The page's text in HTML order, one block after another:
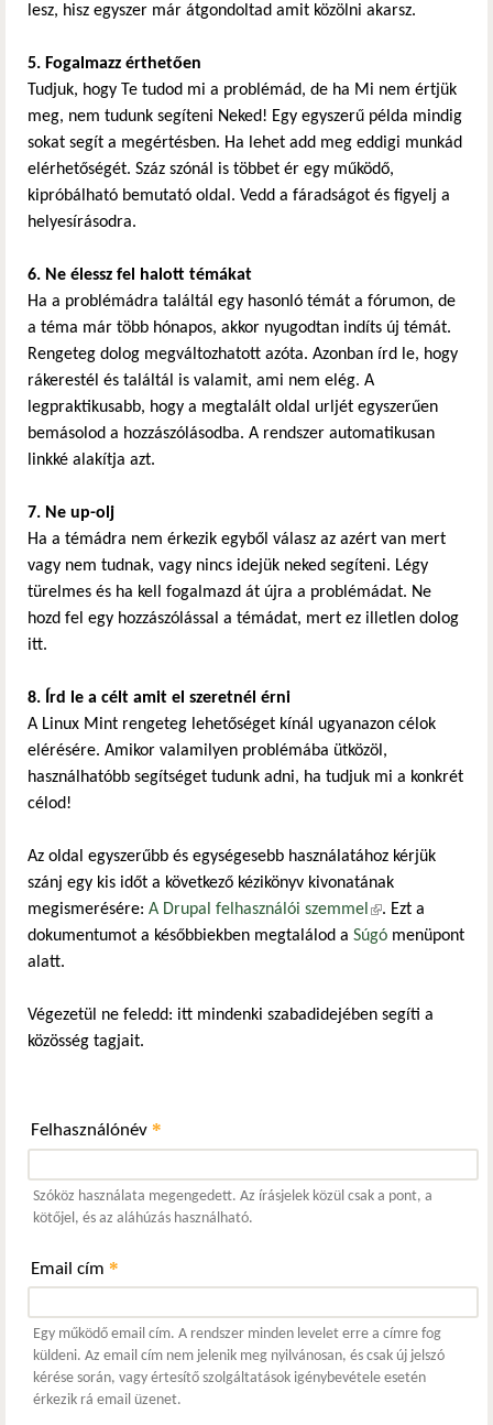
lesz, hisz egyszer már átgondoltad amit közölni akarsz.
5. Fogalmazz érthetően
Tudjuk, hogy Te tudod mi a problémád, de ha Mi nem értjük
meg, nem tudunk segíteni Neked! Egy egyszerű példa mindig
sokat segít a megértésben. Ha lehet add meg eddigi munkád
elérhetőségét. Száz szónál is többet ér egy működő,
kipróbálható bemutató oldal. Vedd a fáradságot és figyelj a
helyesírásodra.
6. Ne élessz fel halott témákat
Ha a problémádra találtál egy hasonló témát a fórumon, de
a téma már több hónapos, akkor nyugodtan indíts új témát.
Rengeteg dolog megváltozhatott azóta. Azonban írd le, hogy
rákerestél és találtál is valamit, ami nem elég. A
legpraktikusabb, hogy a megtalált oldal urljét egyszerűen
bemásolod a hozzászólásodba. A rendszer automatikusan
linkké alakítja azt.
7. Ne up-olj
Ha a témádra nem érkezik egyből válasz az azért van mert
vagy nem tudnak, vagy nincs idejük neked segíteni. Légy
türelmes és ha kell fogalmazd át újra a problémádat. Ne
hozd fel egy hozzászólással a témádat, mert ez illetlen dolog
itt.
8. Írd le a célt amit el szeretnél érni
A Linux Mint rengeteg lehetőséget kínál ugyanazon célok
elérésére. Amikor valamilyen problémába ütközöl,
használhatóbb segítséget tudunk adni, ha tudjuk mi a konkrét
célod!
Az oldal egyszerűbb és egységesebb használatához kérjük
szánj egy kis időt a következő kézikönyv kivonatának
megismerésére: A Drupal felhasználói szemmel (külső hivatkozás)
. Ezt a
dokumentumot a későbbiekben megtalálod a Súgó menüpont
alatt.
Végezetül ne feledd: itt mindenki szabadidejében segíti a
közösség tagjait.
Felhasználónév *
Szóköz használata megengedett. Az írásjelek közül csak a pont, a
kötőjel, és az aláhúzás használható.
Email cím *
Egy működő email cím. A rendszer minden levelet erre a címre fog
küldeni. Az email cím nem jelenik meg nyilvánosan, és csak új jelszó
kérése során, vagy értesítő szolgáltatások igénybevétele esetén
érkezik rá email üzenet.